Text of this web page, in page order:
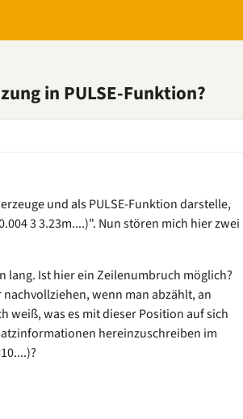
in PULSE-Funktion?
und als PULSE-Funktion darstelle,
3 3.23m....)". Nun stören mich hier zwei
lang. Ist hier ein Zeilenumbruch möglich?
wenn man abzählt, an
weiß, was es mit dieser Position auf sich
hereinzuschreiben im